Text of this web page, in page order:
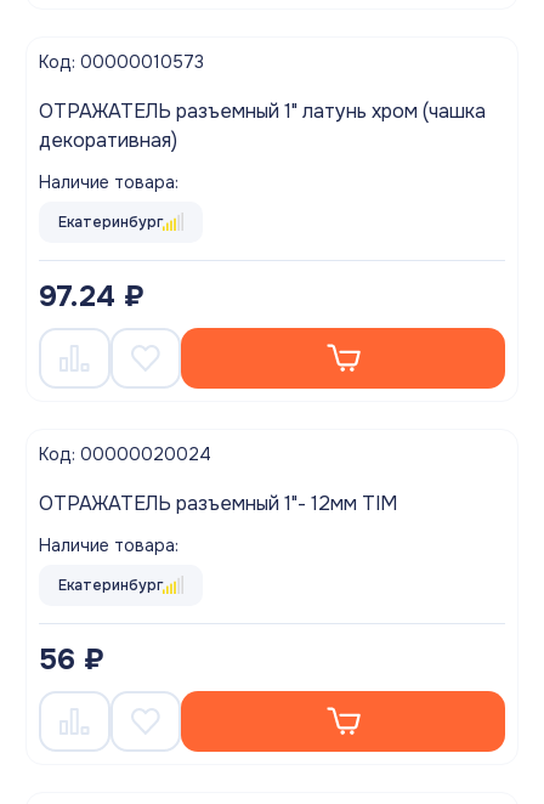
Код: 00000010573
ОТРАЖАТЕЛЬ разъемный 1" латунь хром (чашка
декоративная)
Наличие товара:
Екатеринбург
97.24 ₽
Код: 00000020024
ОТРАЖАТЕЛЬ разъемный 1"- 12мм TIM
Наличие товара:
Екатеринбург
56 ₽